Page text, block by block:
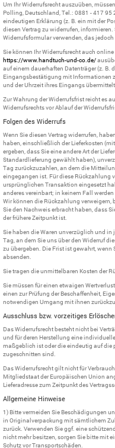
Um Ihr Widerrufsrecht auszuüben,
Polling, Deutschland, Tel.: 0881 - 417
eindeutigen Erklärung (z. B. ein mit der
diesen Vertrag zu widerrufen,
Widerrufsformular verwenden, das
Sie können Ihr Widerrufsrecht auch
https://www.handtuch-und-co.de/
auf einem dauerhaften Datenträger (z. B.
Eingangsbestätigung mit Informationen
und der Uhrzeit ihres Eingangs
Zur Wahrung der Widerrufsfrist reicht es
Widerrufsrechts vor Ablauf der
Folgen des Widerrufs
Wenn Sie diesen Vertrag widerrufen,
haben, einschließlich der Lieferkosten
ergeben, dass Sie eine andere Art der
Standardlieferung gewählt haben),
Tag zurückzuzahlen, an dem die
eingegangen ist. Für diese Rückzahlung
ursprünglichen Transaktion eingesetzt
anderes vereinbart; in keinem Fall
Wir können die Rückzahlung verweigern,
Sie den Nachweis erbracht haben, dass
der frühere Zeitpunkt ist.
Sie haben die Waren unverzüglich und
Tag, an dem Sie uns über den Widerruf
zu übergeben. Die Frist ist gewahrt, wenn
absenden.
Sie tragen die unmittelbaren Kosten der
Sie müssen für einen etwaigen
einen zur Prüfung der Beschaffenheit,
notwendigen Umgang mit ihnen
Ausschluss bzw. vorzeitiges
Das Widerrufsrecht besteht nicht bei
und für deren Herstellung eine
maßgeblich ist oder die eindeutig auf die
zugeschnitten sind.
Das Widerrufsrecht gilt nicht für
Mitgliedstaat der Europäischen Union
Lieferadresse zum Zeitpunkt des
Allgemeine Hinweise
1) Bitte vermeiden Sie Beschädigungen
in Originalverpackung mit sämtlichem
zurück. Verwenden Sie ggf. eine
nicht mehr besitzen, sorgen Sie bitte mit
Schutz vor Transportschäden.